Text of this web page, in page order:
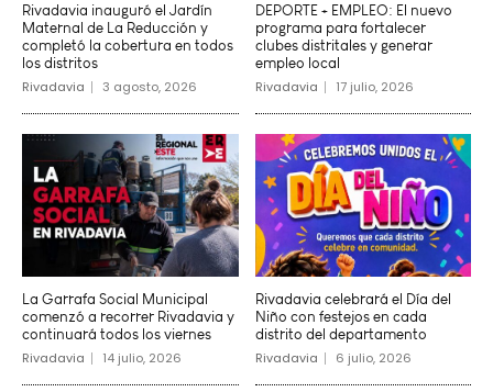
Rivadavia inauguró el Jardín
Maternal de La Reducción y
completó la cobertura en todos
los distritos
Rivadavia 3 agosto, 2026
DEPORTE + EMPLEO: El nuevo
programa para fortalecer
clubes distritales y generar
empleo local
Rivadavia 17 julio, 2026
La Garrafa Social Municipal
comenzó a recorrer Rivadavia y
continuará todos los viernes
Rivadavia 14 julio, 2026
Rivadavia celebrará el Día del
Niño con festejos en cada
distrito del departamento
Rivadavia 6 julio, 2026